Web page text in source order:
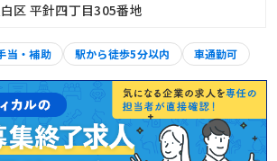
区 平針四丁目305番地
当・補助 駅から徒歩5分以内 車通勤可